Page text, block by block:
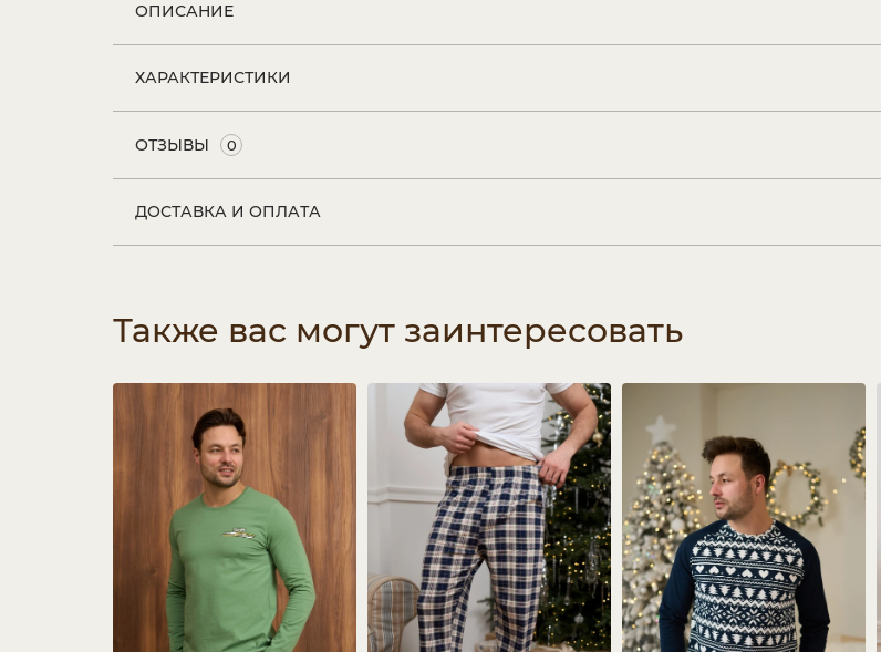
ОПИСАНИЕ
ХАРАКТЕРИСТИКИ
ОТЗЫВЫ 0
ДОСТАВКА И ОПЛАТА
Также вас могут заинтересовать